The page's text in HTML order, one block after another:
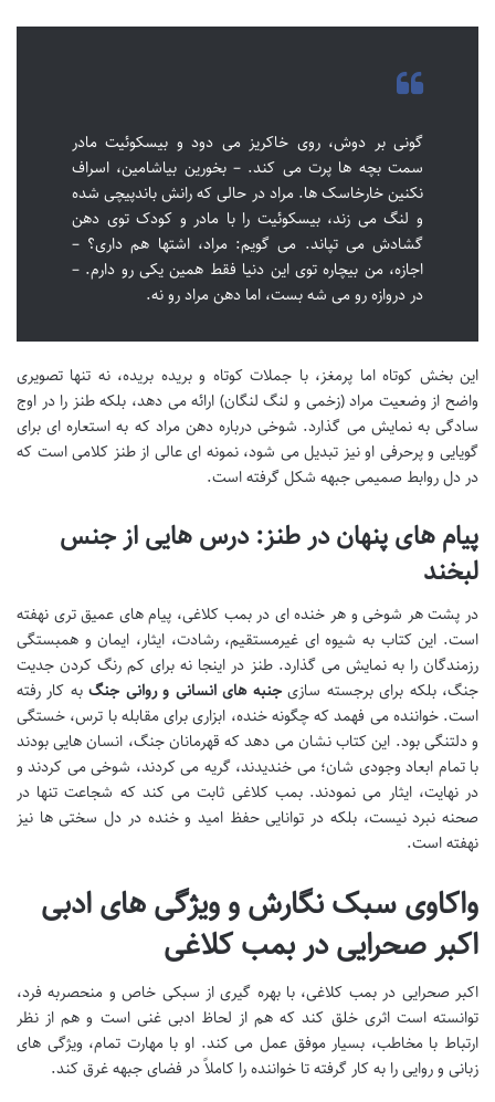
گونی بر دوش، روی خاکریز می دود و بیسکوئیت مادر
سمت بچه ها پرت می کند. – بخورین بیاشامین، اسراف
نکنین خارخاسک ها. مراد در حالی که رانش باندپیچی شده
و لنگ می زند، بیسکوئیت را با مادر و کودک توی دهن
گشادش می تپاند. می گویم: مراد، اشتها هم داری؟ –
اجازه، من بیچاره توی این دنیا فقط همین یکی رو دارم. –
در دروازه رو می شه بست، اما دهن مراد رو نه.
این بخش کوتاه اما پرمغز، با جملات کوتاه و بریده بریده، نه تنها تصویری
واضح از وضعیت مراد (زخمی و لنگ لنگان) ارائه می دهد، بلکه طنز را در اوج
سادگی به نمایش می گذارد. شوخی درباره دهن مراد که به استعاره ای برای
گویایی و پرحرفی او نیز تبدیل می شود، نمونه ای عالی از طنز کلامی است که
در دل روابط صمیمی جبهه شکل گرفته است.
پیام های پنهان در طنز: درس هایی از جنس
لبخند
در پشت هر شوخی و هر خنده ای در بمب کلاغی، پیام های عمیق تری نهفته
است. این کتاب به شیوه ای غیرمستقیم، رشادت، ایثار، ایمان و همبستگی
رزمندگان را به نمایش می گذارد. طنز در اینجا نه برای کم رنگ کردن جدیت
جنگ، بلکه برای برجسته سازیجنبه های انسانی و روانی جنگبه کار رفته
است. خواننده می فهمد که چگونه خنده، ابزاری برای مقابله با ترس، خستگی
و دلتنگی بود. این کتاب نشان می دهد که قهرمانان جنگ، انسان هایی بودند
با تمام ابعاد وجودی شان؛ می خندیدند، گریه می کردند، شوخی می کردند و
در نهایت، ایثار می نمودند. بمب کلاغی ثابت می کند که شجاعت تنها در
صحنه نبرد نیست، بلکه در توانایی حفظ امید و خنده در دل سختی ها نیز
نهفته است.
واکاوی سبک نگارش و ویژگی های ادبی
اکبر صحرایی در بمب کلاغی
اکبر صحرایی در بمب کلاغی، با بهره گیری از سبکی خاص و منحصربه فرد،
توانسته است اثری خلق کند که هم از لحاظ ادبی غنی است و هم از نظر
ارتباط با مخاطب، بسیار موفق عمل می کند. او با مهارت تمام، ویژگی های
زبانی و روایی را به کار گرفته تا خواننده را کاملاً در فضای جبهه غرق کند.